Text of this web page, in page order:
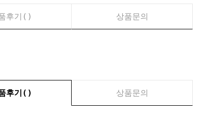
후기( ) 상품문의
후기( ) 상품문의